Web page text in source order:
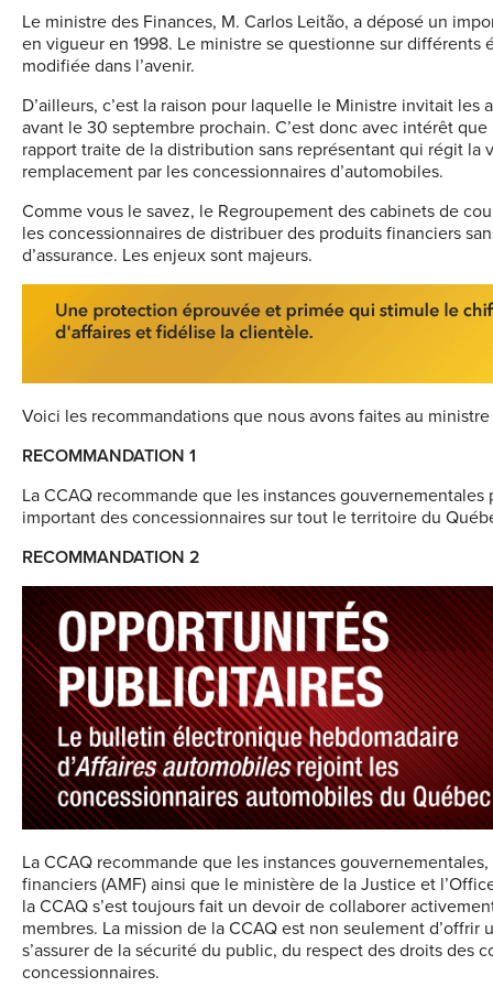
Le ministre des Finances, M. Carlos Leitão, a déposé un
en vigueur en 1998. Le ministre se questionne sur
modifiée dans l’avenir.
D’ailleurs, c’est la raison pour laquelle le Ministre invitait
avant le 30 septembre prochain. C’est donc avec intérêt
rapport traite de la distribution sans représentant qui régit la
remplacement par les concessionnaires d’automobiles.
Comme vous le savez, le Regroupement des cabinets de
les concessionnaires de distribuer des produits financiers
d’assurance. Les enjeux sont majeurs.
Voici les recommandations que nous avons faites au
RECOMMANDATION 1
La CCAQ recommande que les instances
important des concessionnaires sur tout le territoire du
RECOMMANDATION 2
La CCAQ recommande que les instances
financiers (AMF) ainsi que le ministère de la Justice et
la CCAQ s’est toujours fait un devoir de collaborer
membres. La mission de la CCAQ est non seulement
s’assurer de la sécurité du public, du respect des droits des
concessionnaires.